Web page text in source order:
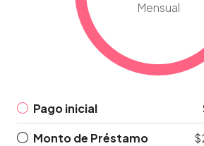
Mensual
Pago inicial
Monto de Préstamo